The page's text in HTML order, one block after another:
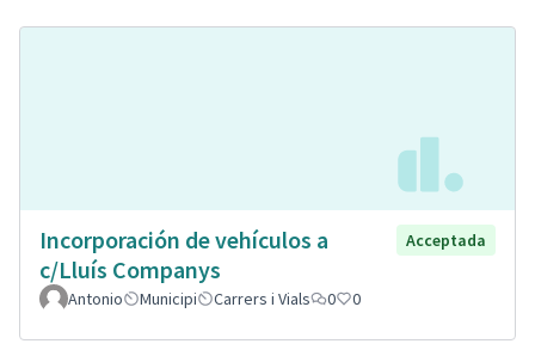
Incorporación de vehículos a
c/Lluís Companys
Acceptada
Antonio Municipi Carrers i Vials 0 0